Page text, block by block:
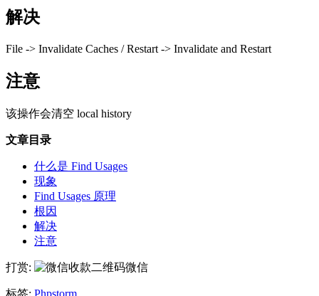
解决
File -> Invalidate Caches / Restart -> Invalidate and Restart
注意
该操作会清空 local history
文章目录
什么是 Find Usages
现象
Find Usages 原理
根因
解决
注意
打赏: 微信
标签: Phpstorm